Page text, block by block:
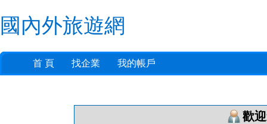
國內外旅遊網
首 頁 找企業 我的帳戶
歡